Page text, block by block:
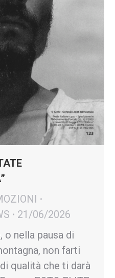
21/06/2026
o nella pausa di
non farti
qualità che ti darà